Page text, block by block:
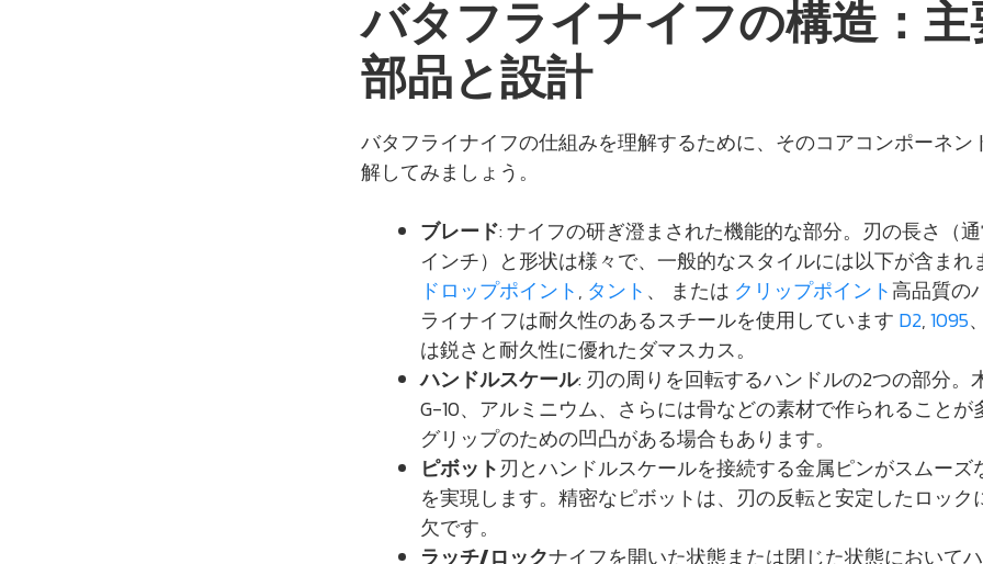
バタフライナイフの構造：主
部品と設計
バタフライナイフの仕組みを理解するために、そのコアコンポーネン
解してみましょう。
ブレード: ナイフの研ぎ澄まされた機能的な部分。刃の長さ（
インチ）と形状は様々で、一般的なスタイルには以下が含まれ
ドロップポイント, タント 、 または クリップポイント高品質の
ライナイフは耐久性のあるスチールを使用しています D2,1095
は鋭さと耐久性に優れたダマスカス。
ハンドルスケール: 刃の周りを回転するハンドルの2つの部分。
G-10、アルミニウム、さらには骨などの素材で作られることが
グリップのための凹凸がある場合もあります。
ピボット刃とハンドルスケールを接続する金属ピンがスムーズ
を実現します。精密なピボットは、刃の反転と安定したロック
欠です。
ラッチ/ロックナイフを開いた状態または閉じた状態において